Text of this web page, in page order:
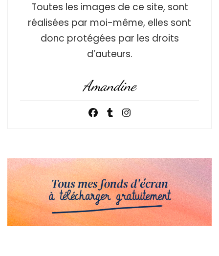
Toutes les images de ce site, sont
réalisées par moi-même, elles sont
donc protégées par les droits
d’auteurs.
Amandine